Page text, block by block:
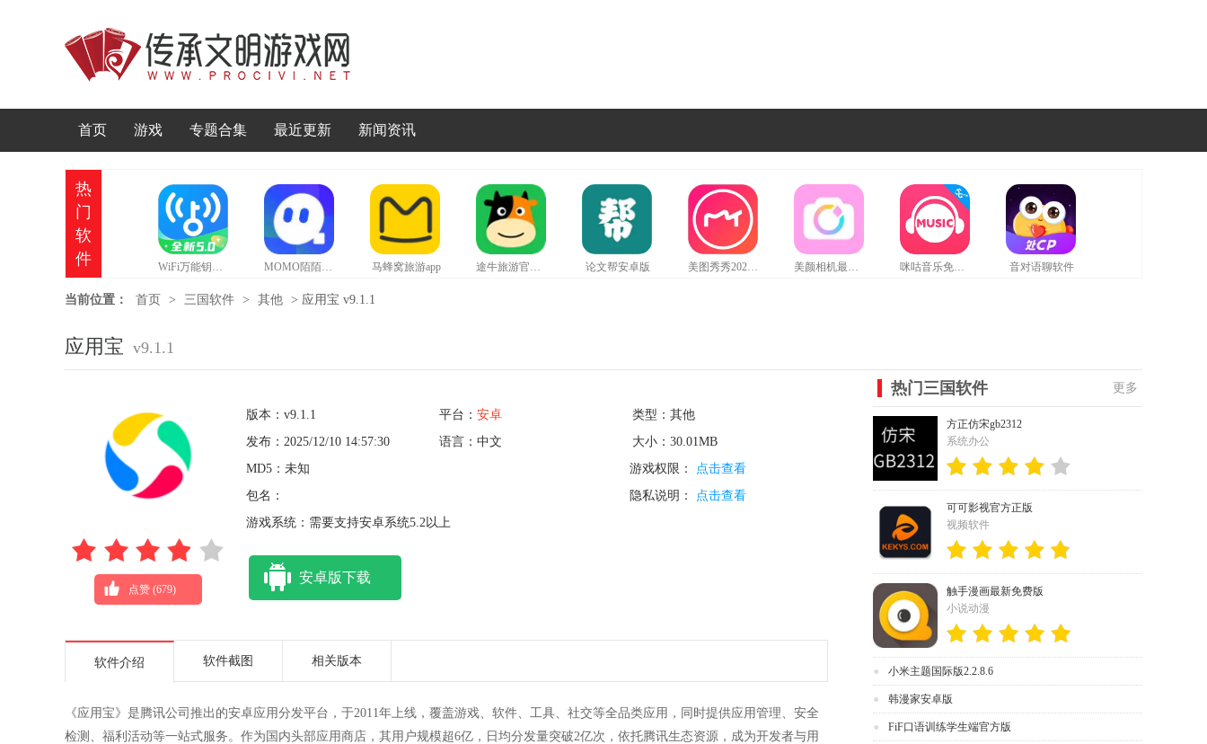
首页 游戏 专题合集 最近更新 新闻资讯
热
门
软
件
WiFi万能钥匙官方正版 MOMO陌陌官网版 马蜂窝旅游app 途牛旅游官网版 论文帮安卓版 美图秀秀2024最新版 美颜相机最新版 咪咕音乐免费版 音对语聊软件
当前位置： 首页 > 三国软件 > 其他 > 应用宝 v9.1.1
应用宝 v9.1.1
点赞 (679)
版本：v9.1.1 平台： 安卓
类型：其他
发布：2025/12/10 14:57:30
语言：中文
大小：30.01MB
MD5：未知
游戏权限： 点击查看
包名：
隐私说明： 点击查看
游戏系统：需要支持安卓系统5.2以上
安卓版下载
软件介绍 软件截图 相关版本
《应用宝》是腾讯公司推出的‌安卓应用分发平台‌，于2011年上线，覆盖游戏、软件、工具、社交等全品类应用，同时提供应用管理、安全
检测、福利活动等一站式服务。作为国内头部应用商店，其用户规模超6亿，日均分发量突破2亿次，依托腾讯生态资源，成为开发者与用
热门三国软件 更多
方正仿宋gb2312
系统办公
可可影视官方正版
视频软件
触手漫画最新免费版
小说动漫
小米主题国际版2.2.8.6
韩漫家安卓版
FiF口语训练学生端官方版